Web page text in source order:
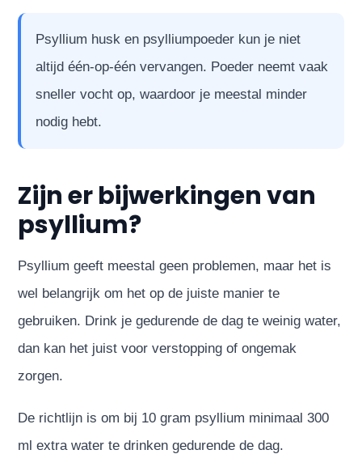
Psyllium husk en psylliumpoeder kun je niet
altijd één-op-één vervangen. Poeder neemt vaak
sneller vocht op, waardoor je meestal minder
nodig hebt.
Zijn er bijwerkingen van
psyllium?
Psyllium geeft meestal geen problemen, maar het is
wel belangrijk om het op de juiste manier te
gebruiken. Drink je gedurende de dag te weinig water,
dan kan het juist voor verstopping of ongemak
zorgen.
De richtlijn is om bij 10 gram psyllium minimaal 300
ml extra water te drinken gedurende de dag.